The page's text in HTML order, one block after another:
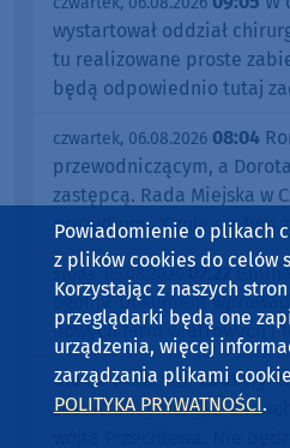
wystartował oddział
tu realizowane proste
będą odpowiednio tutaj
czwartek, 06.08.2026 08:04
przewodniczącym, a
zastępcą. Rada Miejska w
prezydium. "Czuję się tym
środa, 05.08.2026 07:22
ogólny. Dokument
nowych farm wiatrowych i
wtorek, 04.08.2026 13:41
zostać utrzymany, a on
wójta Przechlewa. Nie
Powiadomienie o plikach
z plików cookies do celów
Korzystając z naszych
przeglądarki będą one
urządzenia, więcej
zarządzania plikami
POLITYKA PRYWATNOŚCI.